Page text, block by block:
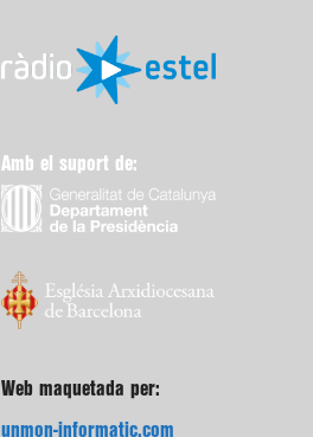
Amb el suport de:
Web maquetada per:
unmon-informatic.com